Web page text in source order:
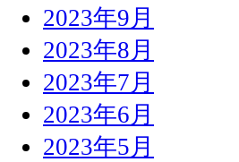
2023年9月
2023年8月
2023年7月
2023年6月
2023年5月